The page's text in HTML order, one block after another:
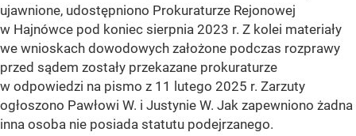
ujawnione, udostępniono Prokuraturze Rejonowej
w Hajnówce pod koniec sierpnia 2023 r. Z kolei materiały
we wnioskach dowodowych założone podczas rozprawy
przed sądem zostały przekazane prokuraturze
w odpowiedzi na pismo z 11 lutego 2025 r. Zarzuty
ogłoszono Pawłowi W. i Justynie W. Jak zapewniono żadna
inna osoba nie posiada statutu podejrzanego.